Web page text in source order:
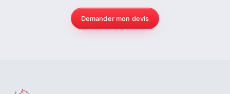
Demander mon devis